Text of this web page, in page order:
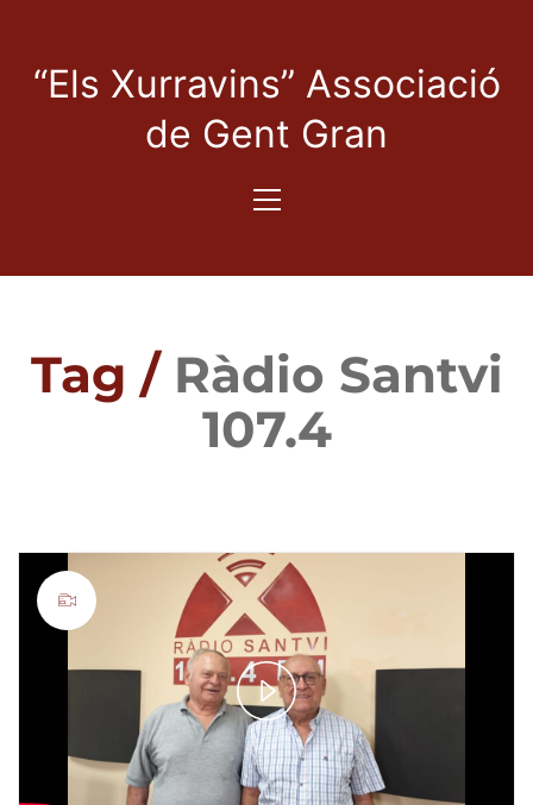
“Els Xurravins” Associació
de Gent Gran
Tag / Ràdio Santvi
107.4
Play
Video